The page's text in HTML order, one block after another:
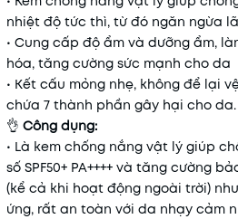
nhiệt độ tức thì, từ đó ngăn ngừa
• Cung cấp độ ẩm và dưỡng ẩm,
hóa, tăng cường sức mạnh cho da
• Kết cấu mỏng nhẹ, không để lại
chứa 7 thành phần gây hại cho da.
👌 Công dụng:
• Là kem chống nắng vật lý giúp
số SPF50+ PA++++ và tăng cường
(kể cả khi hoạt động ngoài trời)
ứng, rất an toàn với da nhạy cảm